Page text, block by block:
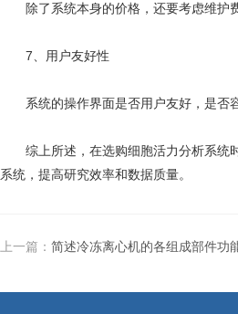
除了系统本身的价格，还要考虑维护
7、用户友好性
系统的操作界面是否用户友好，是否容
综上所述，在选购细胞活力分析系统时
系统，提高研究效率和数据质量。
上一篇： 简述冷冻离心机的各组成部件功